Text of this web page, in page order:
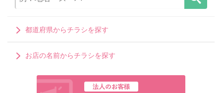
都道府県からチラシを探す
お店の名前からチラシを探す